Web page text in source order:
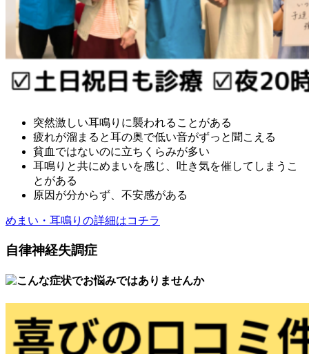
突然激しい耳鳴りに襲われることがある
疲れが溜まると耳の奥で低い音がずっと聞こえる
貧血ではないのに立ちくらみが多い
耳鳴りと共にめまいを感じ、吐き気を催してしまうこ
とがある
原因が分からず、不安感がある
めまい・耳鳴りの詳細はコチラ
自律神経失調症